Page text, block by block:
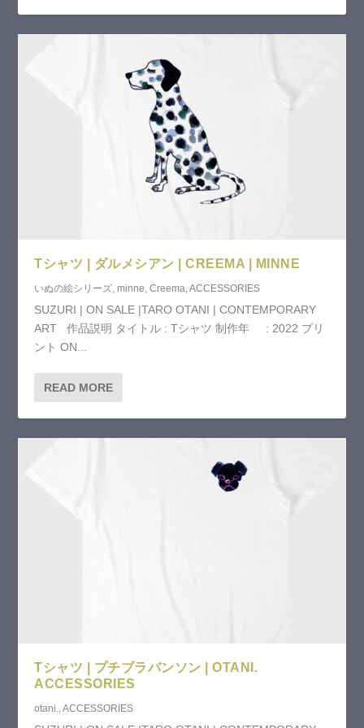
Tシャツ | ダルメシアン | CREEMA | MINNE
いぬの絵シリーズ,minne,Creema,ACCESSORIES
SUZURI | ON SALE |TARO OTANI | CONTEMPORARY
ART 作品説明 タイトル : Tシャツ 制作年 : 2022 プリ
ント ON...
READ MORE
Tシャツ | プチブラバンソン | OTANI.
ACCESSORIES
otani. ,ACCESSORIES